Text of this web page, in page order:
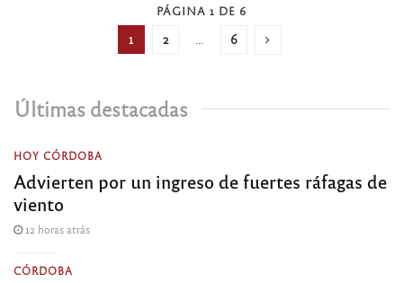
PÁGINA 1 DE 6
1 2 6
Últimas destacadas
HOY CÓRDOBA
Advierten por un ingreso de fuertes ráfagas de
viento
12 horas atrás
CÓRDOBA